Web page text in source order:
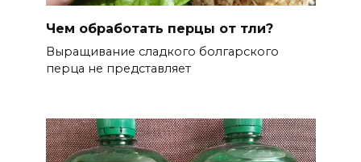
Чем обработать перцы от тли?
Выращивание сладкого болгарского
перца не представляет